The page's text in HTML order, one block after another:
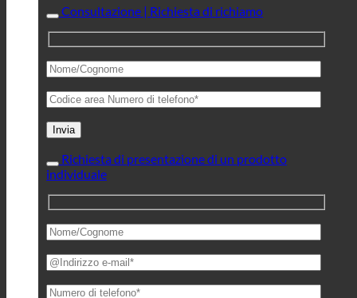
Consultazione | Richiesta di richiamo
Richiesta di presentazione di un prodotto
individuale